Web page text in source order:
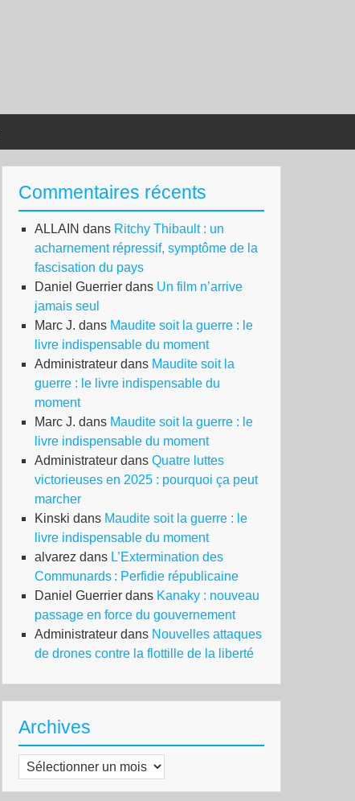
Commentaires récents
ALLAIN dans Ritchy Thibault : un
acharnement répressif, symptôme de la
fascisation du pays
Daniel Guerrier dans Un film n’arrive
jamais seul
Marc J. dans Maudite soit la guerre : le
livre indispensable du moment
Administrateur dans Maudite soit la
guerre : le livre indispensable du
moment
Marc J. dans Maudite soit la guerre : le
livre indispensable du moment
Administrateur dans Quatre luttes
victorieuses en 2025 : pourquoi ça peut
marcher
Kinski dans Maudite soit la guerre : le
livre indispensable du moment
alvarez dans L’Extermination des
Communards : Perfidie républicaine
Daniel Guerrier dans Kanaky : nouveau
passage en force du gouvernement
Administrateur dans Nouvelles attaques
de drones contre la flottille de la liberté
Archives
Archives